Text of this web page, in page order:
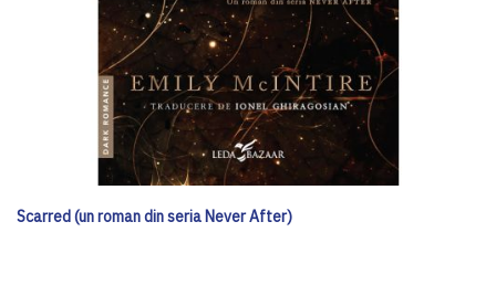
Scarred (un roman din seria Never After)